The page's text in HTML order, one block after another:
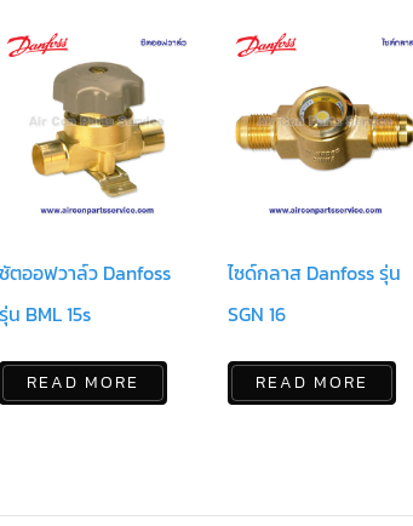
ชัตออฟวาล์ว Danfoss
รุ่น BML 15s
READ MORE
ไซด์กลาส Danfoss รุ่น
SGN 16
READ MORE